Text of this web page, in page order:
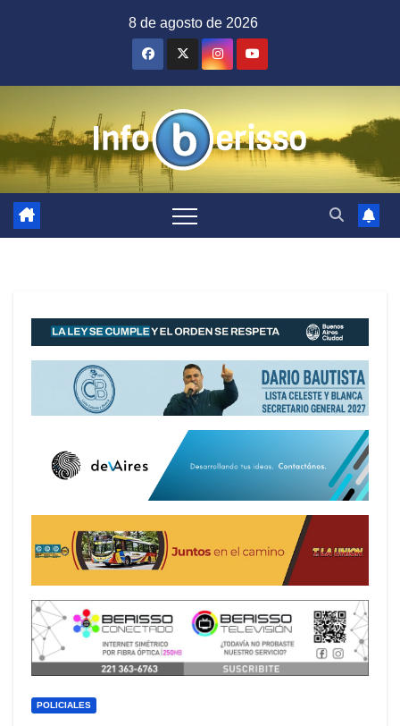
8 de agosto de 2026
POLICIALES